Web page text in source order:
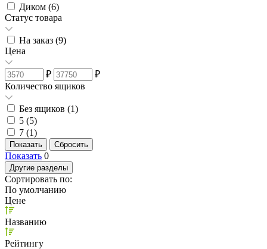
Диком (6)
Статус товара
На заказ (9)
Цена
₽
₽
Количество ящиков
Без ящиков (1)
5 (5)
7 (1)
Показать 0
Другие разделы
Сортировать по:
По умолчанию
Цене
Названию
Рейтингу